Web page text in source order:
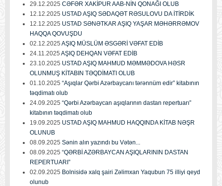
29.12.2025 CƏFƏR XAKİPUR AAB-NİN QONAĞI OLUB
12.12.2025 USTAD AŞIQ SƏDAQƏT RƏSULOVU DA İTİRDİK
12.12.2025 USTAD SƏNƏTKAR AŞIQ YAŞAR MƏHƏRRƏMOV
HAQQA QOVUŞDU
02.12.2025 AŞIQ MÜSLÜM ƏSGƏRİ VƏFAT EDİB
24.11.2025 AŞIQ DEHQAN VƏFAT EDİB
23.10.2025 USTAD AŞIQ MAHMUD MƏMMƏDOVA HƏSR
OLUNMUŞ KİTABIN TƏQDİMATI OLUB
01.10.2025 “Aşıqlar Qərbi Azərbaycanı tərənnüm edir” kitabının
təqdimatı olub
24.09.2025 “Qərbi Azərbaycan aşıqlarının dastan repertuarı”
kitabının təqdimatı olub
19.09.2025 USTAD AŞIQ MAHMUD HAQQINDA KİTAB NƏŞR
OLUNUB
08.09.2025 Sənin alın yazındı bu Vətən...
08.09.2025 “QƏRBİ AZƏRBAYCAN AŞIQLARININ DASTAN
REPERTUARI”
02.09.2025 Bolnisidə xalq şairi Zəlimxan Yaqubun 75 illiyi qeyd
olunub